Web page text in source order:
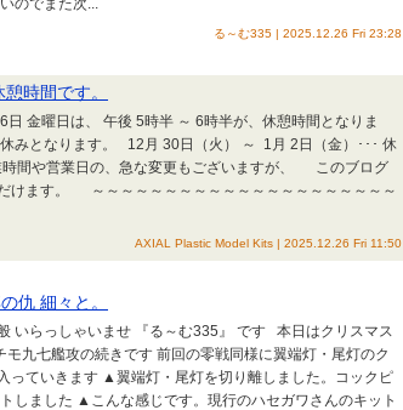
のでまた次...
る～む335 | 2025.12.26 Fri 23:28
時間です。
金曜日は、 午後 5時半 ～ 6時半が、休憩時間となりま
みとなります。 12月 30日（火） ～ 1月 2日（金）･･･ 休
や営業日の、急な変更もございますが、 このブログ
けます。 ～～～～～～～～～～～～～～～～～～～～～
AXIAL Plastic Model Kits | 2025.12.26 Fri 11:50
仇 細々と。
いらっしゃいませ 『る～む335』 です 本日はクリスマス
九七艦攻の続きです 前回の零戦同様に翼端灯・尾灯のク
っていきます ▲翼端灯・尾灯を切り離しました。コックピ
ました ▲こんな感じです。現行のハセガワさんのキット